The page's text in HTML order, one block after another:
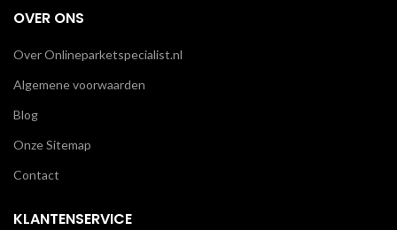
OVER ONS
Over Onlineparketspecialist.nl
Algemene voorwaarden
Blog
Onze Sitemap
Contact
KLANTENSERVICE